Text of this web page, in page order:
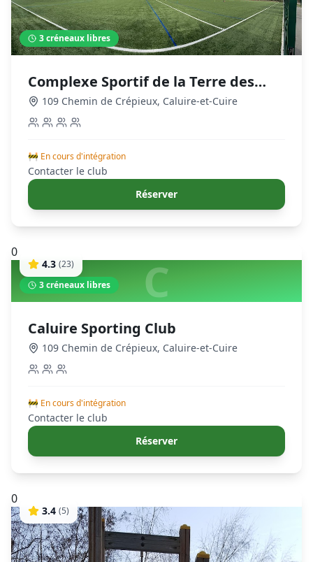
3créneaux libres
Complexe Sportif de la Terre des
Lièvres
109 Chemin de Crépieux, Caluire-et-Cuire
🚧 En cours d'intégration
Contacter le club
Réserver
0
C
4.3 (23)
3créneaux libres
Caluire Sporting Club
109 Chemin de Crépieux, Caluire-et-Cuire
🚧 En cours d'intégration
Contacter le club
Réserver
0
3.4 (5)